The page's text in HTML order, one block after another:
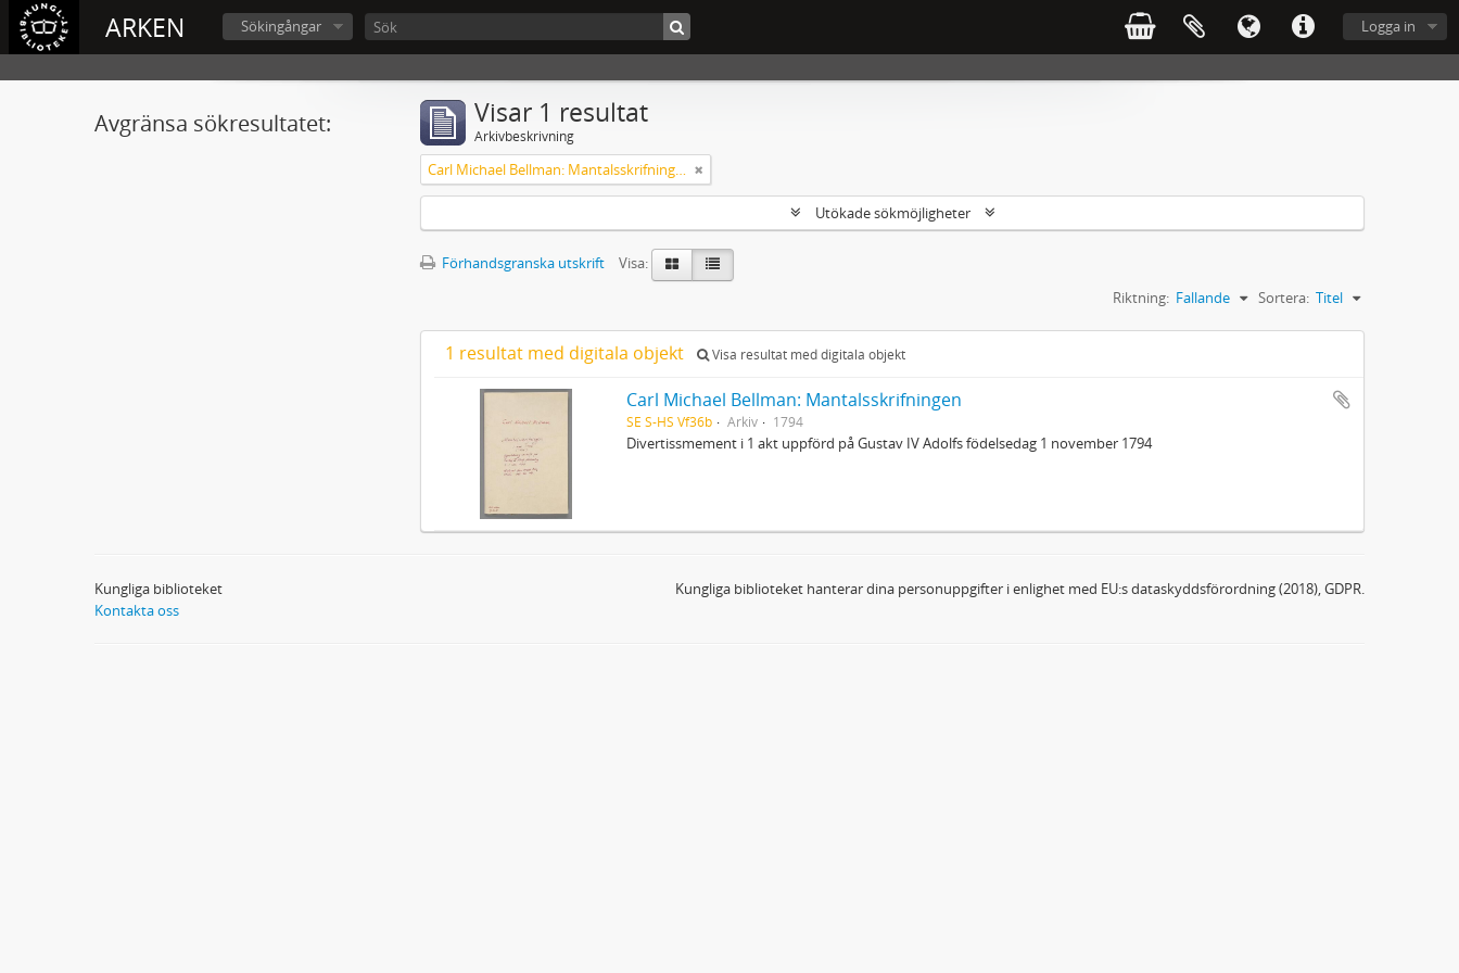
ARKEN Logga in
Sökingångar
Avgränsa sökresultatet: Visar 1 resultat
Arkivbeskrivning
Carl Michael Bellman: Mantalsskrifningen
Utökade sökmöjligheter
Förhandsgranska utskrift
Visa:
Sortera: Titel
Riktning: Fallande
1 resultat med digitala objekt Visa resultat med digitala objekt
Carl Michael Bellman: Mantalsskrifningen
SE S-HS Vf36b Arkiv 1794
Divertissmement i 1 akt uppförd på Gustav IV Adolfs födelsedag 1 november 1794
Kungliga biblioteket
Kontakta oss
Kungliga biblioteket hanterar dina personuppgifter i enlighet med EU:s dataskyddsförordning (2018), GDPR.